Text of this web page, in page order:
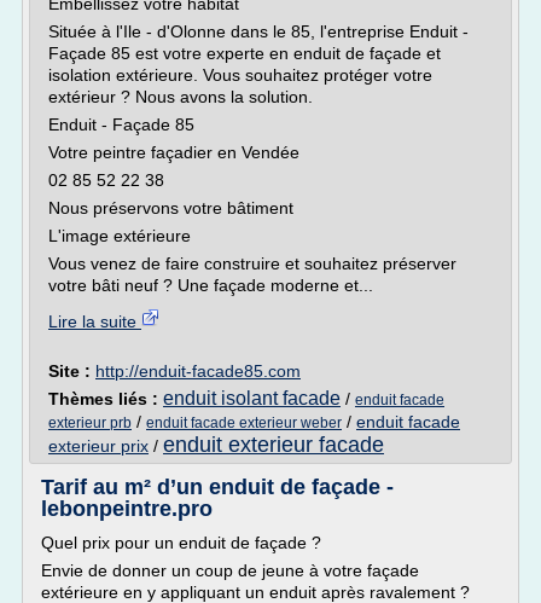
Située à l'Ile - d'Olonne dans le 85, l'entreprise Enduit -
Façade 85 est votre experte en enduit de façade et
isolation extérieure. Vous souhaitez protéger votre
extérieur ? Nous avons la solution.
Enduit - Façade 85
Votre peintre façadier en Vendée
02 85 52 22 38
Nous préservons votre bâtiment
L'image extérieure
Vous venez de faire construire et souhaitez préserver
votre bâti neuf ? Une façade moderne et...
Lire la suite
Site : http://enduit-facade85.com
Thèmes liés : enduit isolant facade / enduit facade
exterieur prb / enduit facade exterieur weber / enduit facade
exterieur prix / enduit exterieur facade
Tarif au m² d’un enduit de façade -
lebonpeintre.pro
Quel prix pour un enduit de façade ?
Envie de donner un coup de jeune à votre façade
extérieure en y appliquant un enduit après ravalement ?